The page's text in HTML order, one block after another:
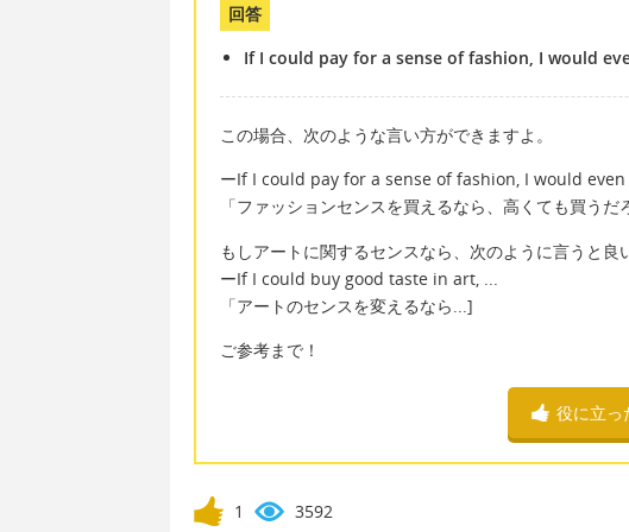
回答
If I could pay for a sense of fashion, I would
この場合、次のような言い方ができますよ。
ーIf I could pay for a sense of fashion, I would
「ファッションセンスを買えるなら、高くても買うだ
もしアートに関するセンスなら、次のように言うと良
ーIf I could buy good taste in art, ...
「アートのセンスを変えるなら...]
ご参考まで！
役に立っ
1 3592